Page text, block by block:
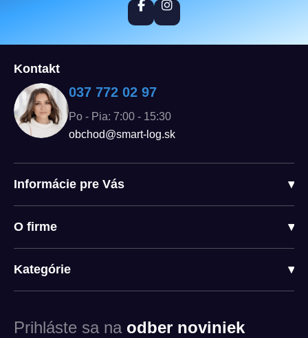
Kontakt
037 772 02 97
Po - Pia: 7:00 - 15:30
obchod@smart-log.sk
Informácie pre Vás ▾
O firme ▾
Kategórie ▾
Prihláste sa na odber noviniek